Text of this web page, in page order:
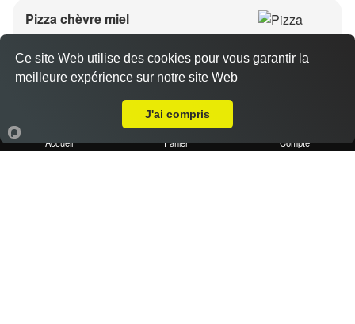
Pizza chèvre miel
11.40 €
Base crème, chèvre, miel, emmental
Accueil Panier Compte
Ce site Web utilise des cookies pour vous garantir la
meilleure expérience sur notre site Web
J'ai compris